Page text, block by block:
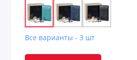
Все варианты - 3 шт